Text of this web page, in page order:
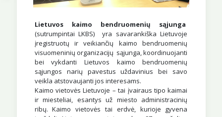
Lietuvos kaimo bendruomenių sąjunga
(sutrumpintai LKBS) yra savarankiška Lietuvoje
įregistruotų ir veikiančių kaimo bendruomenių
visuomeninių organizacijų sąjunga, koordinuojanti
bei vykdanti Lietuvos kaimo bendruomenių
sąjungos narių pavestus uždavinius bei savo
veikla atstovaujanti jos interesams.
Kaimo vietovės Lietuvoje – tai įvairaus tipo kaimai
ir miesteliai, esantys už miesto administracinių
ribų. Kaimo vietovės tai erdvė, kurioje gyvena